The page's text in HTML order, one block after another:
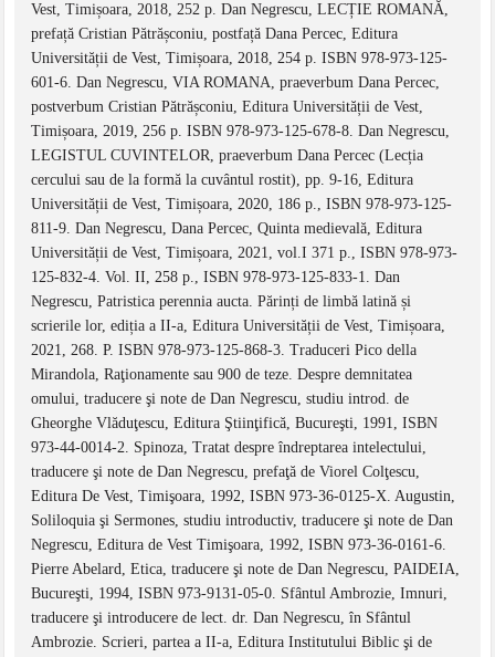
Vest, Timișoara, 2018, 252 p. Dan Negrescu, LECȚIE ROMANĂ,
prefață Cristian Pătrășconiu, postfață Dana Percec, Editura
Universității de Vest, Timișoara, 2018, 254 p. ISBN 978-973-125-
601-6. Dan Negrescu, VIA ROMANA, praeverbum Dana Percec,
postverbum Cristian Pătrășconiu, Editura Universității de Vest,
Timișoara, 2019, 256 p. ISBN 978-973-125-678-8. Dan Negrescu,
LEGISTUL CUVINTELOR, praeverbum Dana Percec (Lecția
cercului sau de la formă la cuvântul rostit), pp. 9-16, Editura
Universității de Vest, Timișoara, 2020, 186 p., ISBN 978-973-125-
811-9. Dan Negrescu, Dana Percec, Quinta medievală, Editura
Universității de Vest, Timișoara, 2021, vol.I 371 p., ISBN 978-973-
125-832-4. Vol. II, 258 p., ISBN 978-973-125-833-1. Dan
Negrescu, Patristica perennia aucta. Părinți de limbă latină și
scrierile lor, ediția a II-a, Editura Universității de Vest, Timișoara,
2021, 268. P. ISBN 978-973-125-868-3. Traduceri Pico della
Mirandola, Raţionamente sau 900 de teze. Despre demnitatea
omului, traducere şi note de Dan Negrescu, studiu introd. de
Gheorghe Vlăduţescu, Editura Ştiinţifică, Bucureşti, 1991, ISBN
973-44-0014-2. Spinoza, Tratat despre îndreptarea intelectului,
traducere şi note de Dan Negrescu, prefaţă de Viorel Colţescu,
Editura De Vest, Timişoara, 1992, ISBN 973-36-0125-X. Augustin,
Soliloquia şi Sermones, studiu introductiv, traducere şi note de Dan
Negrescu, Editura de Vest Timişoara, 1992, ISBN 973-36-0161-6.
Pierre Abelard, Etica, traducere şi note de Dan Negrescu, PAIDEIA,
Bucureşti, 1994, ISBN 973-9131-05-0. Sfântul Ambrozie, Imnuri,
traducere şi introducere de lect. dr. Dan Negrescu, în Sfântul
Ambrozie. Scrieri, partea a II-a, Editura Institutului Biblic şi de